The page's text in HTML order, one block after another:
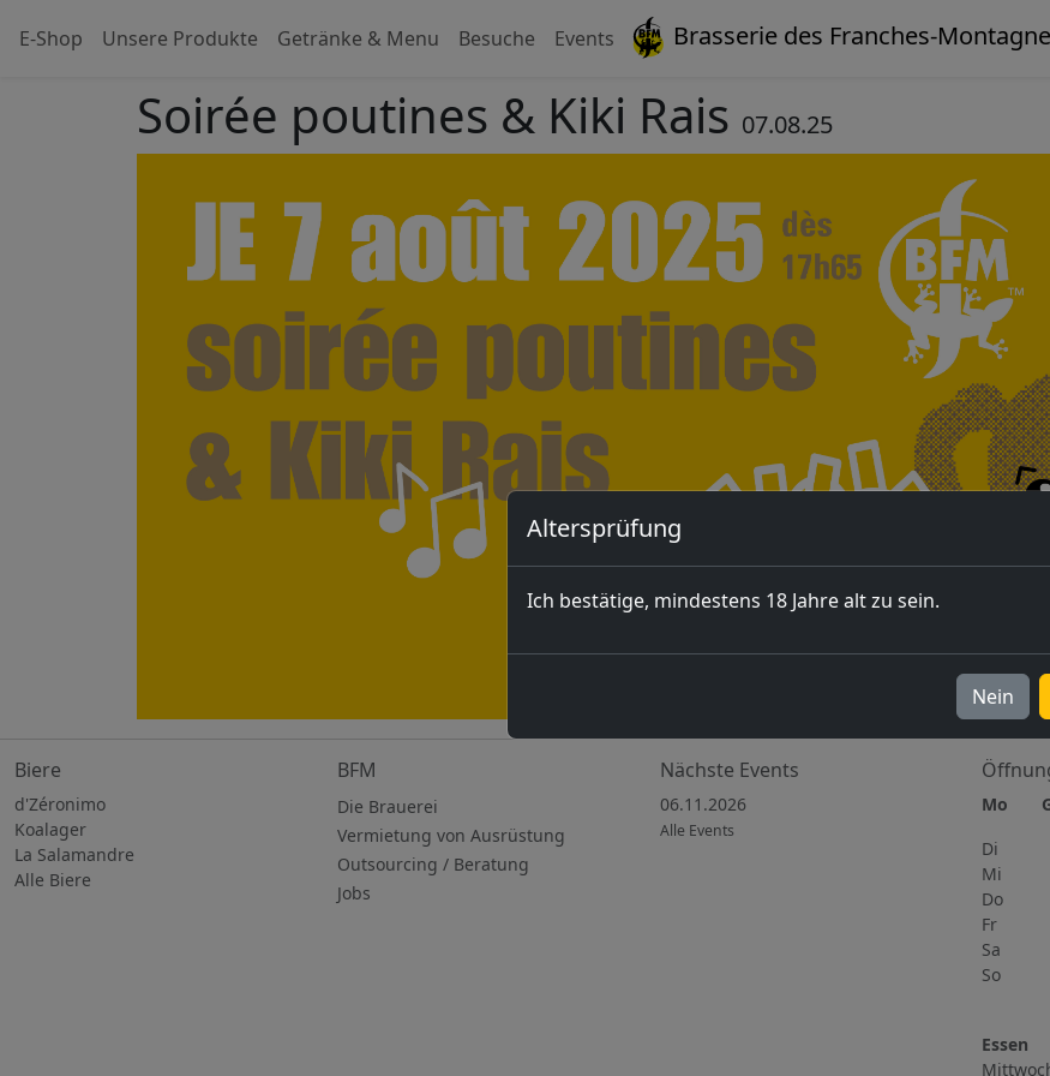
E-Shop Unsere Produkte Getränke & Menu Besuche Events Brasserie des Franches-
Altersprüfung
Ich bestätige, mindestens 18 Jahre alt zu sein.
Nein
Soirée poutines & Kiki Rais 07.08.25
Biere
d'Zéronimo
Koalager
La Salamandre
Alle Biere
BFM
Die Brauerei
Vermietung von Ausrüstung
Outsourcing / Beratung
Jobs
Nächste Events
06.11.2026
Alle Events
Mo
Di
Mi
Do
Fr
Sa
So
Essen